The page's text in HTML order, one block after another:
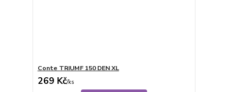
Conte TRIUMF 150 DEN XL
269 Kč/ks